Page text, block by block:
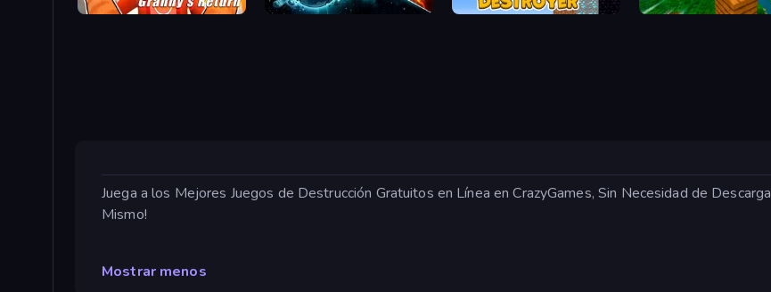
Bad Cat - Granny's Return PlanetCrush 2 Block Wall Destroyer Feed the Alien
Juega a los Mejores Juegos de Destrucción Gratuitos en Línea en CrazyGames, Sin Necesidad de
Mismo!
Mostrar menos